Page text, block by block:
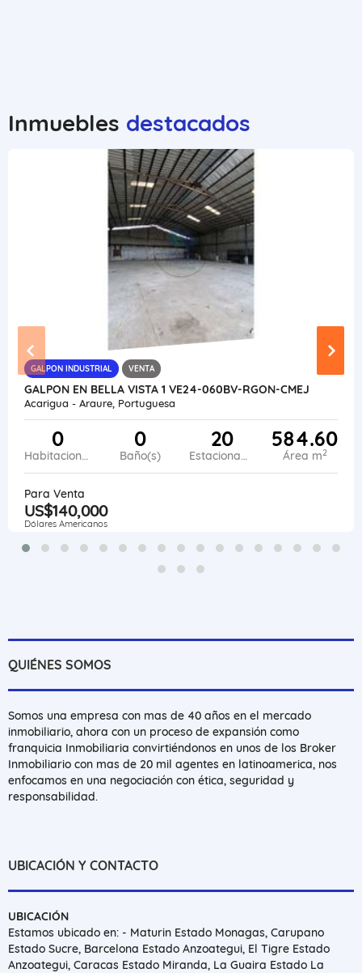
Inmuebles destacados
GALPON INDUSTRIAL VENTA
GALPON EN BELLA VISTA 1 VE24-060BV-RGON-CMEJ
Acarigua - Araure, Portuguesa
0
Habitaciones
0
Baño(s)
20
Estacionamiento
584.60
Área m2
Para Venta
US$140,000
Dólares Americanos
QUIÉNES SOMOS
Somos una empresa con mas de 40 años en el mercado
inmobiliario, ahora con un proceso de expansión como
franquicia Inmobiliaria convirtiéndonos en unos de los Broker
Inmobiliario con mas de 20 mil agentes en latinoamerica, nos
enfocamos en una negociación con ética, seguridad y
responsabilidad.
UBICACIÓN Y CONTACTO
UBICACIÓN
Estamos ubicado en: - Maturin Estado Monagas, Carupano
Estado Sucre, Barcelona Estado Anzoategui, El Tigre Estado
Anzoategui, Caracas Estado Miranda, La Guaira Estado La